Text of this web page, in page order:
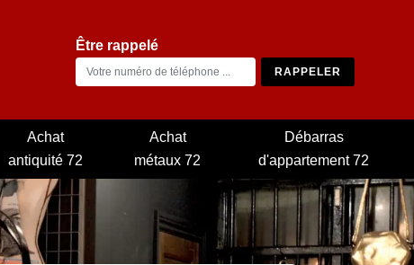
Être rappelé
Achat
antiquité 72
Achat
métaux 72
Débarras
d'appartement 72